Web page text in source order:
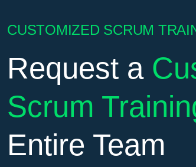
CUSTOMIZED SCRUM
Request a
Scrum
Entire Team